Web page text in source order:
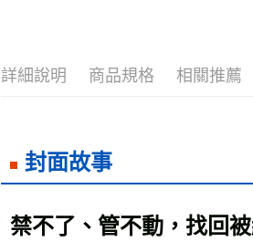
詳細說明 商品規格 相關推薦
封面故事
禁不了、管不動，找回